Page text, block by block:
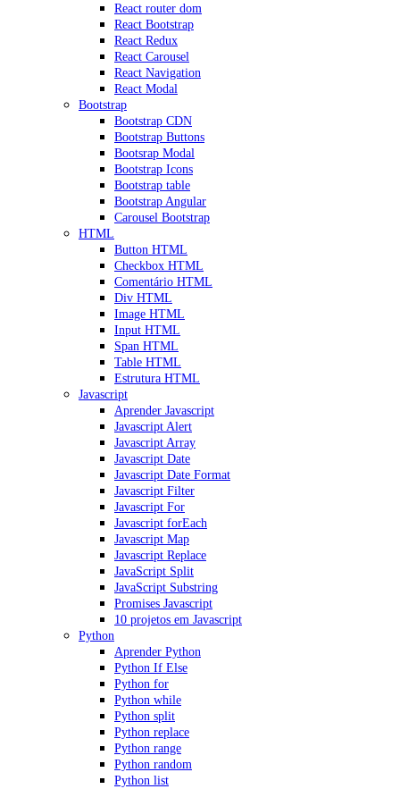
React router dom
React Bootstrap
React Redux
React Carousel
React Navigation
React Modal
Bootstrap
Bootstrap CDN
Bootstrap Buttons
Bootsrap Modal
Bootstrap Icons
Bootstrap table
Bootstrap Angular
Carousel Bootstrap
HTML
Button HTML
Checkbox HTML
Comentário HTML
Div HTML
Image HTML
Input HTML
Span HTML
Table HTML
Estrutura HTML
Javascript
Aprender Javascript
Javascript Alert
Javascript Array
Javascript Date
Javascript Date Format
Javascript Filter
Javascript For
Javascript forEach
Javascript Map
Javascript Replace
JavaScript Split
JavaScript Substring
Promises Javascript
10 projetos em Javascript
Python
Aprender Python
Python If Else
Python for
Python while
Python split
Python replace
Python range
Python random
Python list